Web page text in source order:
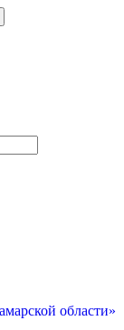
области»